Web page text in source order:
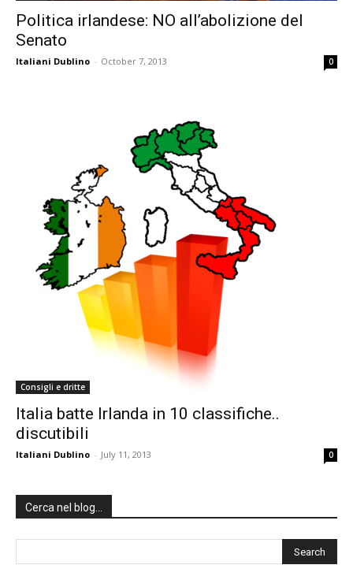
Politica irlandese: NO all’abolizione del
Senato
Italiani Dublino - October 7, 2013 0
Consigli e dritte
Italia batte Irlanda in 10 classifiche..
discutibili
Italiani Dublino - July 11, 2013 0
Cerca nel blog…